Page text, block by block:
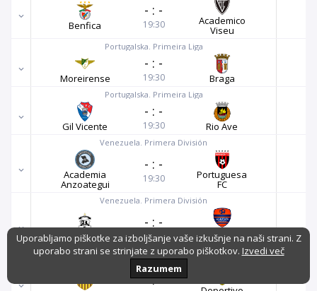
Benfica
- : -
19:30 Academico
Viseu
Portugalska. Primeira Liga
Moreirense
- : -
19:30 Braga
Portugalska. Primeira Liga
Gil Vicente
- : -
19:30 Rio Ave
Venezuela. Primera División
Academia
Anzoategui
- : -
19:30 Portuguesa
FC
Venezuela. Primera División
Zamora FC
- : -
20:00 Puerto
Cabello
Venezuela. Primera División
-:-
Uporabljamo piškotke za izboljšanje vaše izkušnje na naši strani. Z
uporabo strani se strinjate z uporabo piškotkov. Izvedi več
Razumem